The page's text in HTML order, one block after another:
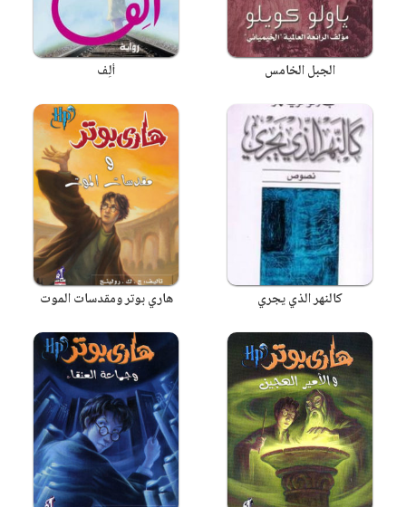
الجبل الخامس ألِف
كالنهر الذي يجري هاري بوتر ومقدسات الموت